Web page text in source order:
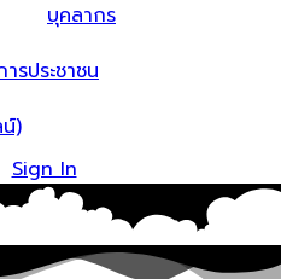
บุคลากร
รประชาชน
)
Sign In